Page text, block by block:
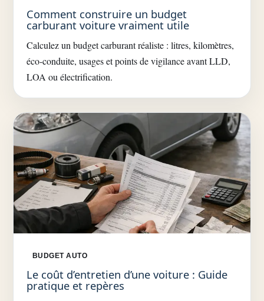
Comment construire un budget
carburant voiture vraiment utile
Calculez un budget carburant réaliste : litres, kilomètres,
éco-conduite, usages et points de vigilance avant LLD,
LOA ou électrification.
BUDGET AUTO
Le coût d’entretien d’une voiture : Guide
pratique et repères